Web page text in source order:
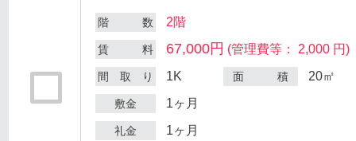
階 数 2階
賃 料 67,000円 (管理費等： 2,000 円)
間 取 り 1K 面 積 20㎡
敷金 1ヶ月
礼金 1ヶ月